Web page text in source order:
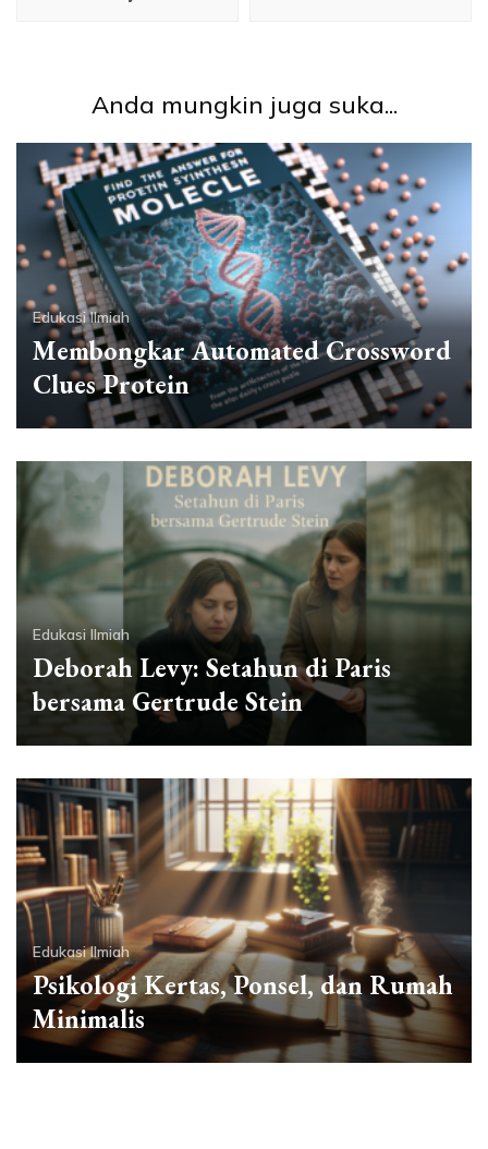
Anda mungkin juga suka...
Edukasi Ilmiah
Membongkar Automated Crossword
Clues Protein
Edukasi Ilmiah
Deborah Levy: Setahun di Paris
bersama Gertrude Stein
Edukasi Ilmiah
Psikologi Kertas, Ponsel, dan Rumah
Minimalis